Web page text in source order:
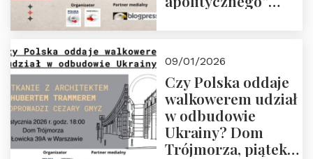
godz. 18:00.
Zapraszamy!
09/01/2026
Czy Polska oddaje
walkowerem udział
w odbudowie
Ukrainy? Dom
Trójmorza, piątek